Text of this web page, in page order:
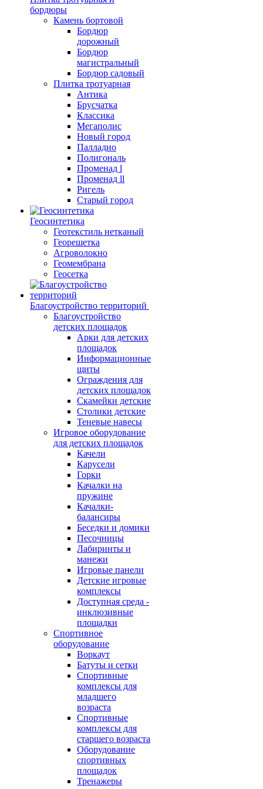
бордюры
Камень бортовой
Бордюр
дорожный
Бордюр
магистральный
Бордюр садовый
Плитка тротуарная
Антика
Брусчатка
Классика
Мегаполис
Новый город
Палладио
Полигональ
Променад l
Променад ll
Ригель
Старый город
Геосинтетика
Геотекстиль нетканый
Георешетка
Агроволокно
Геомембрана
Геосетка
Благоустройство территорий
Благоустройство
детских площадок
Арки для детских
площадок
Информационные
щиты
Ограждения для
детских площадок
Скамейки детские
Столики детские
Теневые навесы
Игровое оборудование
для детских площадок
Качели
Карусели
Горки
Качалки на
пружине
Качалки-
балансиры
Беседки и домики
Песочницы
Лабиринты и
манежи
Игровые панели
Детские игровые
комплексы
Доступная среда -
инклюзивные
площадки
Спортивное
оборудование
Воркаут
Батуты и сетки
Спортивные
комплексы для
младшего
возраста
Спортивные
комплексы для
старшего возраста
Оборудование
спортивных
площадок
Тренажеры